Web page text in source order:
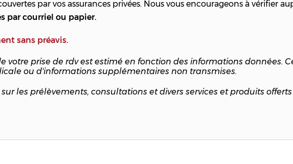
par vos assurances privées. Nous vous encourageons à vérifier
par courriel ou papier.
sans préavis.
votre prise de rdv est estimé en fonction des informations données.
ou d'informations supplémentaires non transmises.
les prélèvements, consultations et divers services et produits